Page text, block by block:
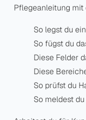
Pflegeanleitung mit
So legst du
So fügst du
Diese Felder
Diese
So prüfst du
So meldest